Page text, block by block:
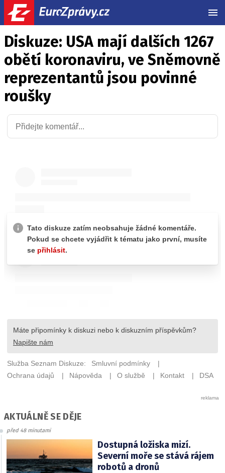
Diskuze: USA mají dalších 1267
obětí koronaviru, ve Sněmovně
reprezentantů jsou povinné
roušky
AKTUÁLNĚ SE DĚJE
před 48 minutami
Dostupná ložiska mizí.
Severní moře se stává rájem
robotů a dronů